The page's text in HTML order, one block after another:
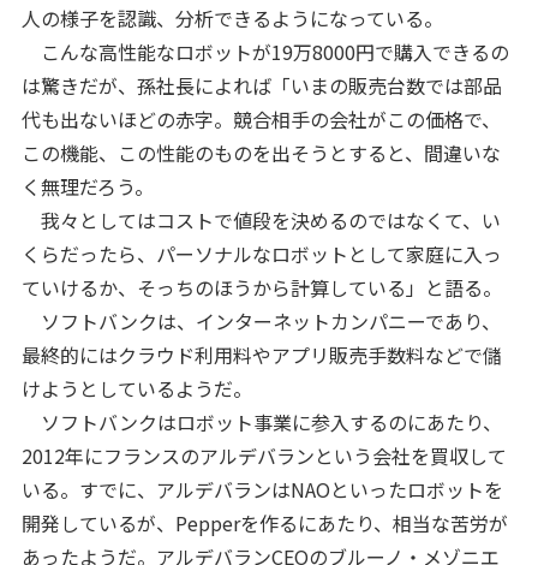
人の様子を認識、分析できるようになっている。
こんな高性能なロボットが19万8000円で購入できるの
は驚きだが、孫社長によれば「いまの販売台数では部品
代も出ないほどの赤字。競合相手の会社がこの価格で、
この機能、この性能のものを出そうとすると、間違いな
く無理だろう。
我々としてはコストで値段を決めるのではなくて、い
くらだったら、パーソナルなロボットとして家庭に入っ
ていけるか、そっちのほうから計算している」と語る。
ソフトバンクは、インターネットカンパニーであり、
最終的にはクラウド利用料やアプリ販売手数料などで儲
けようとしているようだ。
ソフトバンクはロボット事業に参入するのにあたり、
2012年にフランスのアルデバランという会社を買収して
いる。すでに、アルデバランはNAOといったロボットを
開発しているが、Pepperを作るにあたり、相当な苦労が
あったようだ。アルデバランCEOのブルーノ・メゾニエ